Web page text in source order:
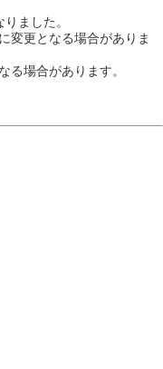
ました。
変更となる場合がありま
場合があります。